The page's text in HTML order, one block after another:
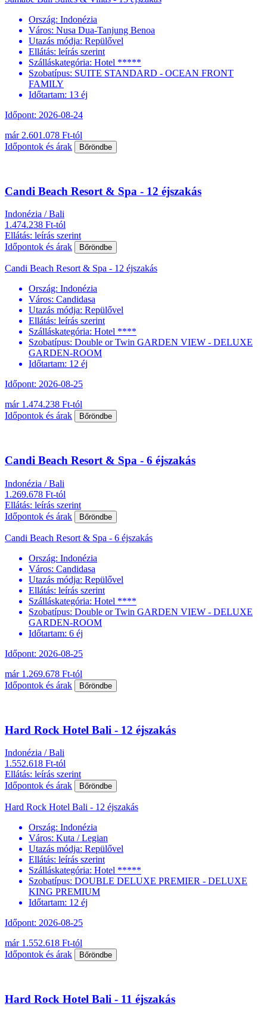
Ország: Indonézia
Város: Nusa Dua-Tanjung Benoa
Utazás módja: Repülővel
Ellátás: leírás szerint
Szálláskategória: Hotel *****
Szobatípus: SUITE STANDARD - OCEAN FRONT
FAMILY
Időtartam: 13 éj
Időpont: 2026-08-24
már 2.601.078 Ft-tól
Időpontok és árak
Bőröndbe
Candi Beach Resort & Spa - 12 éjszakás
Indonézia / Bali
1.474.238 Ft-tól
Ellátás: leírás szerint
Időpontok és árak
Bőröndbe
Candi Beach Resort & Spa - 12 éjszakás
Ország: Indonézia
Város: Candidasa
Utazás módja: Repülővel
Ellátás: leírás szerint
Szálláskategória: Hotel ****
Szobatípus: Double or Twin GARDEN VIEW - DELUXE
GARDEN-ROOM
Időtartam: 12 éj
Időpont: 2026-08-25
már 1.474.238 Ft-tól
Időpontok és árak
Bőröndbe
Candi Beach Resort & Spa - 6 éjszakás
Indonézia / Bali
1.269.678 Ft-tól
Ellátás: leírás szerint
Időpontok és árak
Bőröndbe
Candi Beach Resort & Spa - 6 éjszakás
Ország: Indonézia
Város: Candidasa
Utazás módja: Repülővel
Ellátás: leírás szerint
Szálláskategória: Hotel ****
Szobatípus: Double or Twin GARDEN VIEW - DELUXE
GARDEN-ROOM
Időtartam: 6 éj
Időpont: 2026-08-25
már 1.269.678 Ft-tól
Időpontok és árak
Bőröndbe
Hard Rock Hotel Bali - 12 éjszakás
Indonézia / Bali
1.552.618 Ft-tól
Ellátás: leírás szerint
Időpontok és árak
Bőröndbe
Hard Rock Hotel Bali - 12 éjszakás
Ország: Indonézia
Város: Kuta / Legian
Utazás módja: Repülővel
Ellátás: leírás szerint
Szálláskategória: Hotel *****
Szobatípus: DOUBLE DELUXE PREMIER - DELUXE
KING PREMIUM
Időtartam: 12 éj
Időpont: 2026-08-25
már 1.552.618 Ft-tól
Időpontok és árak
Bőröndbe
Hard Rock Hotel Bali - 11 éjszakás